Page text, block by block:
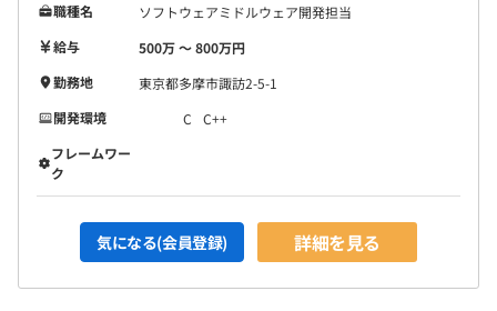
職種名
ソフトウェアミドルウェア開発担当
給与
500万 〜 800万円
勤務地
東京都多摩市諏訪2-5-1
開発環境
C
C++
フレームワー
ク
気になる(会員登録) 詳細を見る